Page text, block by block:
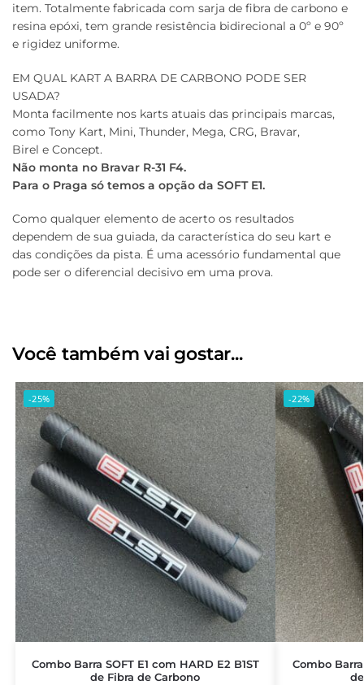
item. Totalmente fabricada com sarja de fibra de carbono e
resina epóxi, tem grande resistência bidirecional a 0º e 90º
e rigidez uniforme.
EM QUAL KART A BARRA DE CARBONO PODE SER
USADA?
Monta facilmente nos karts atuais das principais marcas,
como Tony Kart, Mini, Thunder, Mega, CRG, Bravar,
Birel e Concept.
Não monta no Bravar R-31 F4.
Para o Praga só temos a opção da SOFT E1.
Como qualquer elemento de acerto os resultados
dependem de sua guiada, da característica do seu kart e
das condições da pista. É uma acessório fundamental que
pode ser o diferencial decisivo em uma prova.
Você também vai gostar...
-25%
Combo Barra SOFT E1 com HARD E2 B1ST
de Fibra de Carbono
-22%
Combo Barra